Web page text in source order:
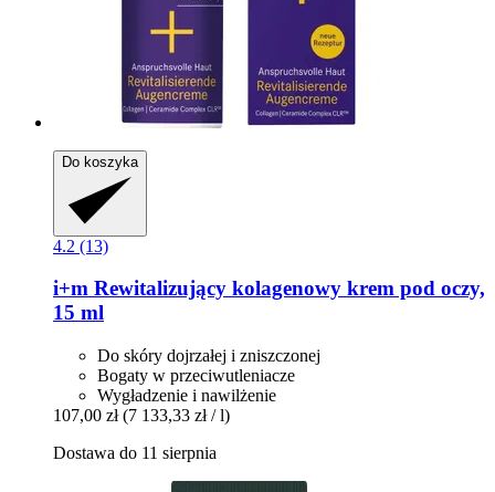
Do koszyka
4.2 (13)
i+m Rewitalizujący kolagenowy krem pod oczy,
15 ml
Do skóry dojrzałej i zniszczonej
Bogaty w przeciwutleniacze
Wygładzenie i nawilżenie
107,00 zł (7 133,33 zł / l)
Dostawa do 11 sierpnia